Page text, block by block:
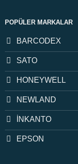
POPÜLER MARKALAR
BARCODEX
SATO
HONEYWELL
NEWLAND
İNKANTO
EPSON